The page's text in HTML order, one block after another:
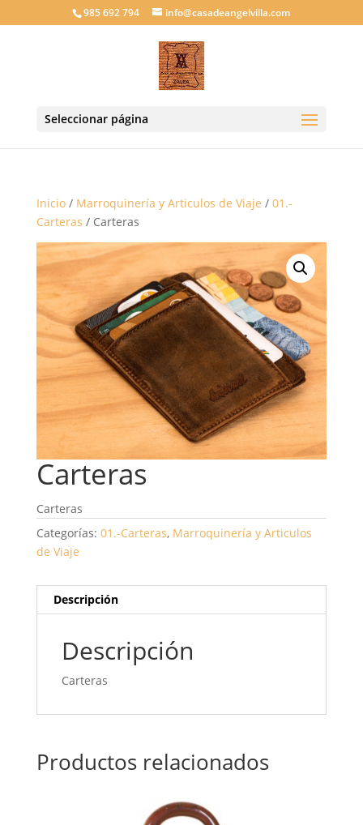
985 692 794 info@casadeangelvilla.com
Seleccionar página
Inicio/ Marroquinería y Articulos de Viaje / 01.-
Carteras / Carteras
Carteras
Carteras
Categorías: 01.-Carteras, Marroquinería y Articulos
de Viaje
Descripción
Descripción
Carteras
Productos relacionados